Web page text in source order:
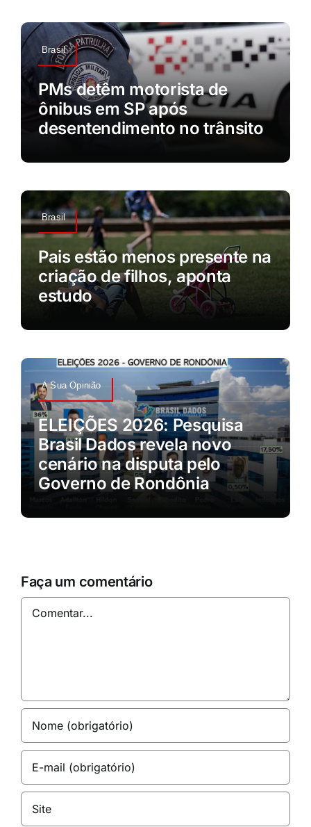
Brasil
PMs detêm motorista de
ônibus em SP após
desentendimento no trânsito
Brasil
Pais estão menos presente na
criação de filhos, aponta
estudo
A Sua Opinião
ELEIÇÕES 2026: Pesquisa
Brasil Dados revela novo
cenário na disputa pelo
Governo de Rondônia
Faça um comentário
Comentar